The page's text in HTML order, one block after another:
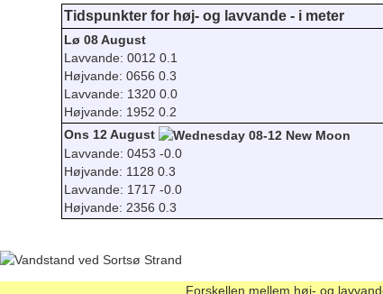
Tidspunkter for høj- og lavvande - i meter
Lø 08 August
Lavvande: 0012 0.1
Højvande: 0656 0.3
Lavvande: 1320 0.0
Højvande: 1952 0.2
Ons 12 August
Lavvande: 0453 -0.0
Højvande: 1128 0.3
Lavvande: 1717 -0.0
Højvande: 2356 0.3
Forskellen mellem høj- og